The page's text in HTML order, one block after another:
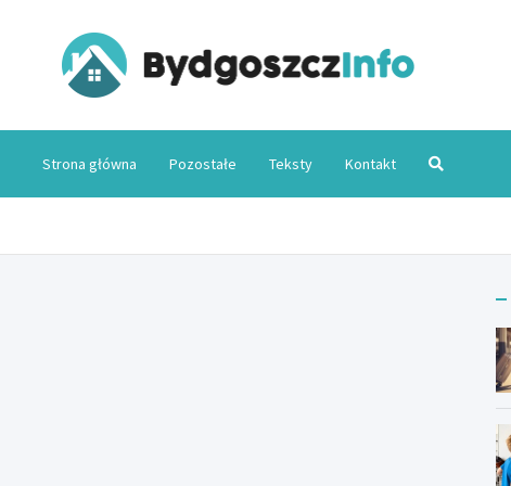
Strona główna Pozostałe Teksty Kontakt